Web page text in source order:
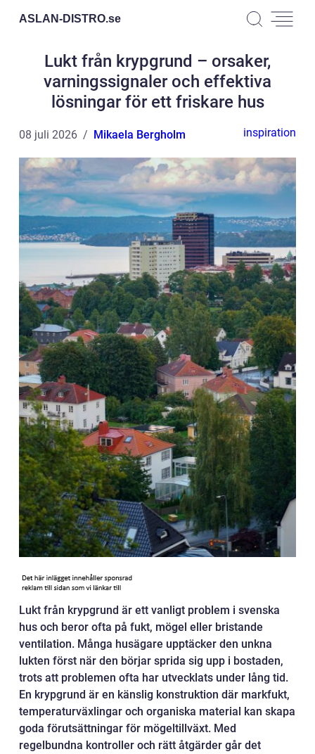
ASLAN-DISTRO.se
Lukt från krypgrund – orsaker,
varningssignaler och effektiva
lösningar för ett friskare hus
08 juli 2026 Mikaela Bergholm inspiration
Lukt från krypgrund är ett vanligt problem i svenska
hus och beror ofta på fukt, mögel eller bristande
ventilation. Många husägare upptäcker den unkna
lukten först när den börjar sprida sig upp i bostaden,
trots att problemen ofta har utvecklats under lång tid.
En krypgrund är en känslig konstruktion där markfukt,
temperaturväxlingar och organiska material kan skapa
goda förutsättningar för mögeltillväxt. Med
regelbundna kontroller och rätt åtgärder går det